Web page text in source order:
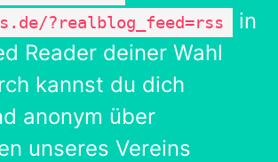
?realblog_feed=rss
in
Reader deiner Wahl
kannst du dich
anonym über
unseres Vereins